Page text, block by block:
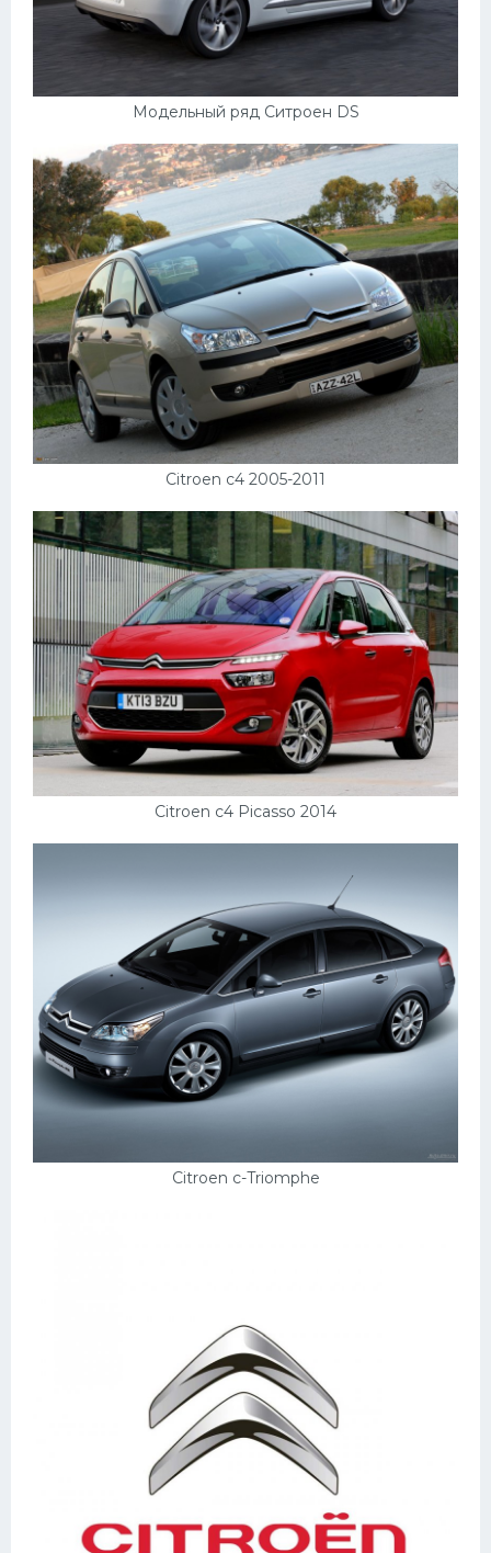
Модельный ряд Ситроен DS
Citroen c4 2005-2011
Citroen c4 Picasso 2014
Citroen c-Triomphe